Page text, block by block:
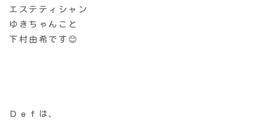
エステティシャン
ゆきちゃんこと
下村由希です😊
Ｄｅｆは、